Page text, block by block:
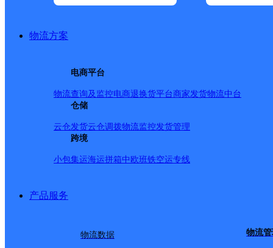
物流方案
电商平台
物流查询及监控电商退换货平台商家发货物流中台
仓储
云仓发货云仓调拨物流监控发货管理
跨境
小包集运海运拼箱中欧班铁空运专线
产品服务
物流数据 物流
所属快递：邮政国内
所属区域：安徽省-合肥市-长丰县
网点地址：安徽长丰县杜集街道
网点负责人：